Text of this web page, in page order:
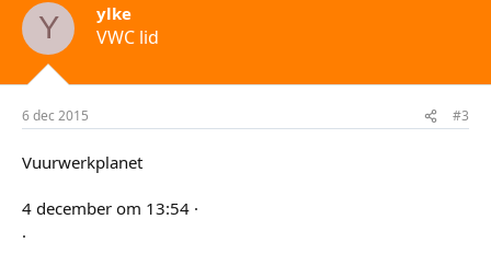
Y ylke
VWC lid
6 dec 2015 #3
Vuurwerkplanet
4 december om 13:54 ·
.